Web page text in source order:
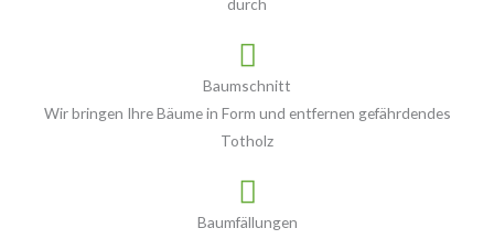
durch
Baumschnitt
Wir bringen Ihre Bäume in Form und entfernen gefährdendes
Totholz
Baumfällungen